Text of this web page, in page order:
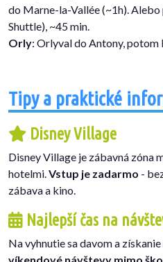
do Marne-la-Vallée (~1h).
Shuttle), ~45 min.
Orly: Orlyval do Antony, potom
Tipy a praktické
Disney Village
Disney Village je zábavná zóna
hotelmi. Vstup je zadarmo -
zábava a kino.
Najlepší čas na
Na vyhnutie sa davom a